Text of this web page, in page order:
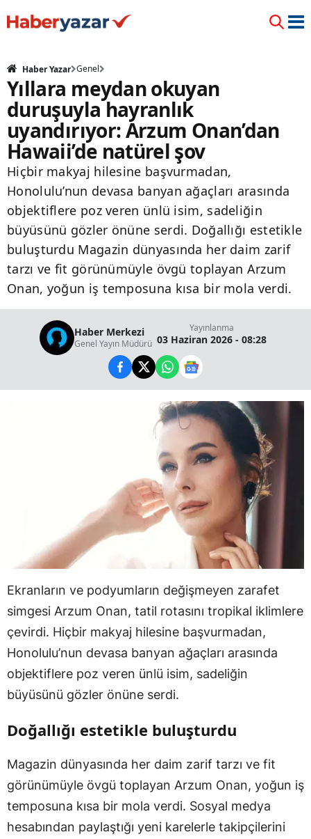
Haber Yazar Genel
Yıllara meydan okuyan
duruşuyla hayranlık
uyandırıyor: Arzum Onan’dan
Hawaii’de natürel şov
Hiçbir makyaj hilesine başvurmadan,
Honolulu’nun devasa banyan ağaçları arasında
objektiflere poz veren ünlü isim, sadeliğin
büyüsünü gözler önüne serdi. Doğallığı estetikle
buluşturdu Magazin dünyasında her daim zarif
tarzı ve fit görünümüyle övgü toplayan Arzum
Onan, yoğun iş temposuna kısa bir mola verdi.
Haber Merkezi
Genel Yayın Müdürü
Yayınlanma
03 Haziran 2026 - 08:28
Ekranların ve podyumların değişmeyen zarafet
simgesi Arzum Onan, tatil rotasını tropikal iklimlere
çevirdi. Hiçbir makyaj hilesine başvurmadan,
Honolulu’nun devasa banyan ağaçları arasında
objektiflere poz veren ünlü isim, sadeliğin
büyüsünü gözler önüne serdi.
Doğallığı estetikle buluşturdu
Magazin dünyasında her daim zarif tarzı ve fit
görünümüyle övgü toplayan Arzum Onan, yoğun iş
temposuna kısa bir mola verdi. Sosyal medya
hesabından paylaştığı yeni karelerle takipçilerini